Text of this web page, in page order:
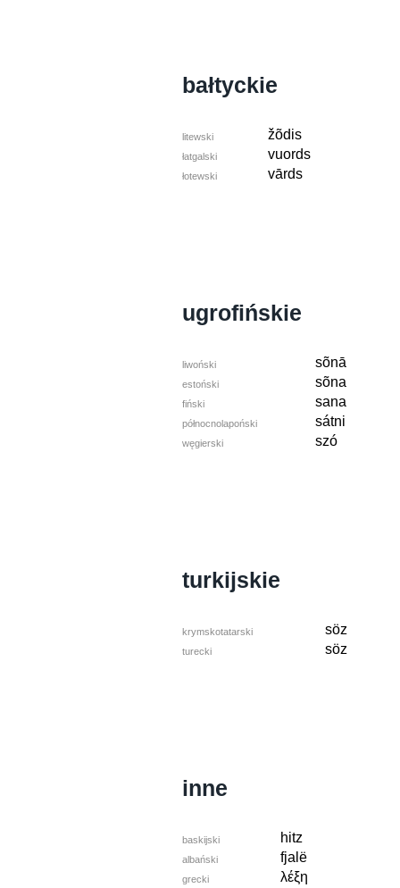
bałtyckie
litewski žõdis
łatgalski vuords
łotewski vārds
ugrofińskie
liwoński sõnā
estoński sõna
fiński sana
północno­la­poń­ski sátni
węgierski szó
turkijskie
krymskotatarski söz
turecki söz
inne
baskijski hitz
albański fjalë
grecki λέξη